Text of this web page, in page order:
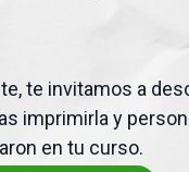
te invitamos a
imprimirla y
en tu curso.